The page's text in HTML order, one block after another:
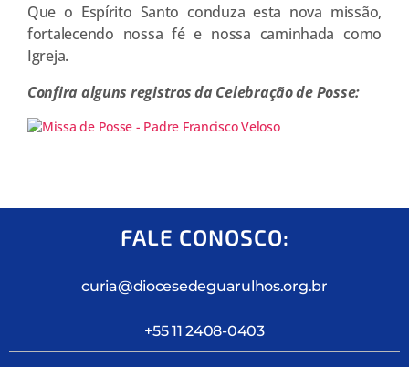
Que o Espírito Santo conduza esta nova missão,
fortalecendo nossa fé e nossa caminhada como
Igreja.
Confira alguns registros da Celebração de Posse:
FALE CONOSCO:
curia@diocesedeguarulhos.org.br
+55 11 2408-0403